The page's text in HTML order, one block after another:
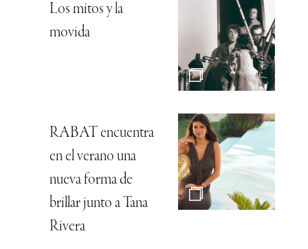
Los mitos y la
movida
RABAT encuentra
en el verano una
nueva forma de
brillar junto a Tana
Rivera